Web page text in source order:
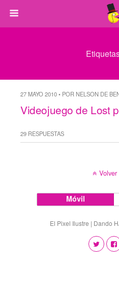
27 MAYO 2010 • POR NELSON DE
Videojuego de Lost
29 RESPUESTAS
Móvil
El Pixel Ilustre | Dando